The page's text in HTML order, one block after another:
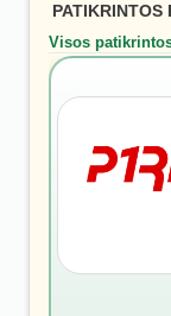
PATIKRINTOS
Visos